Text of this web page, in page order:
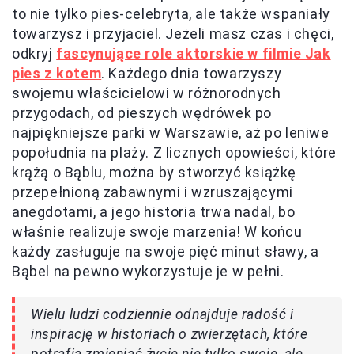
to nie tylko pies-celebryta, ale także wspaniały
towarzysz i przyjaciel. Jeżeli masz czas i chęci,
odkryj fascynujące role aktorskie w filmie Jak
pies z kotem. Każdego dnia towarzyszy
swojemu właścicielowi w różnorodnych
przygodach, od pieszych wędrówek po
najpiękniejsze parki w Warszawie, aż po leniwe
popołudnia na plaży. Z licznych opowieści, które
krążą o Bąblu, można by stworzyć książkę
przepełnioną zabawnymi i wzruszającymi
anegdotami, a jego historia trwa nadal, bo
właśnie realizuje swoje marzenia! W końcu
każdy zasługuje na swoje pięć minut sławy, a
Bąbel na pewno wykorzystuje je w pełni.
Wielu ludzi codziennie odnajduje radość i
inspirację w historiach o zwierzętach, które